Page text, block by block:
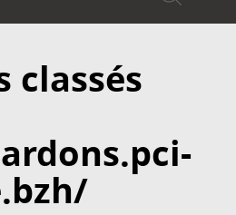
classés